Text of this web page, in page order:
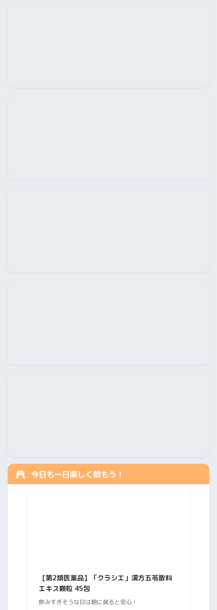
今日も一日楽しく飲もう！
【第2類医薬品】「クラシエ」漢方五苓散料
エキス顆粒 45包
飲みすぎそうな日は鞄に居ると安心！